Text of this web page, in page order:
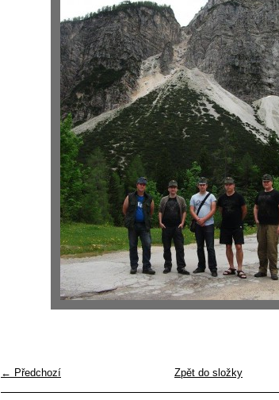
← Předchozí Zpět do složky